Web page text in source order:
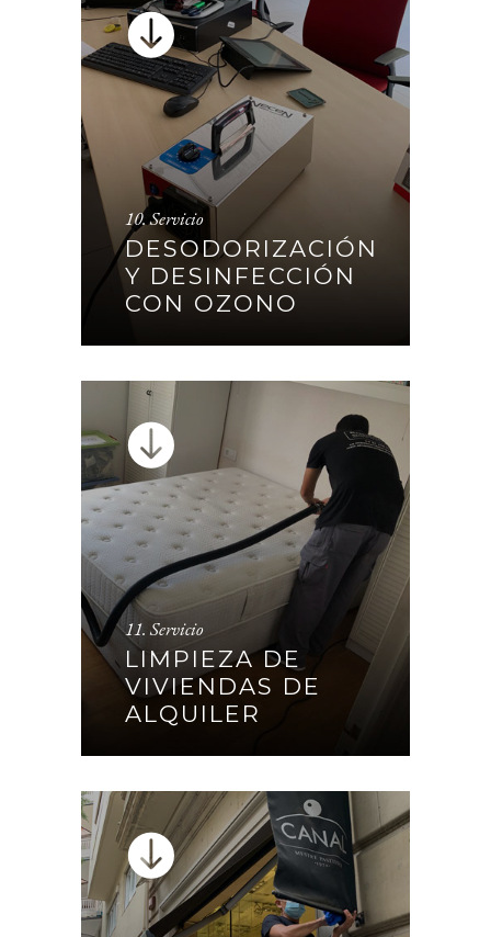
10. Servicio
DESODORIZACIÓN
Y DESINFECCIÓN
CON OZONO
DESODORIZACIÓN Y
DESINFECCIÓN CON
OZONO
CONTINUAR
11. Servicio
LIMPIEZA DE
VIVIENDAS DE
ALQUILER
LIMPIEZA DE VIVIENDAS DE
ALQUILER
CONTINUAR